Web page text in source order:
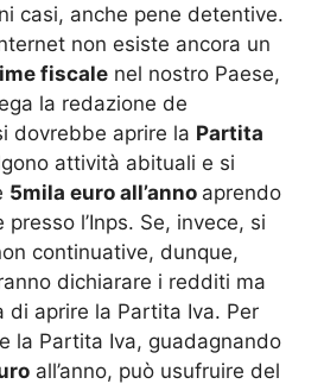
casi, anche pene detentive.
non esiste ancora un
fiscale nel nostro Paese,
la redazione de
dovrebbe aprire la Partita
attività abituali e si
5mila euro all’anno aprendo
l’Inps. Se, invece, si
continuative, dunque,
dichiarare i redditi ma
di aprire la Partita Iva. Per
la Partita Iva, guadagnando
all’anno, può usufruire del